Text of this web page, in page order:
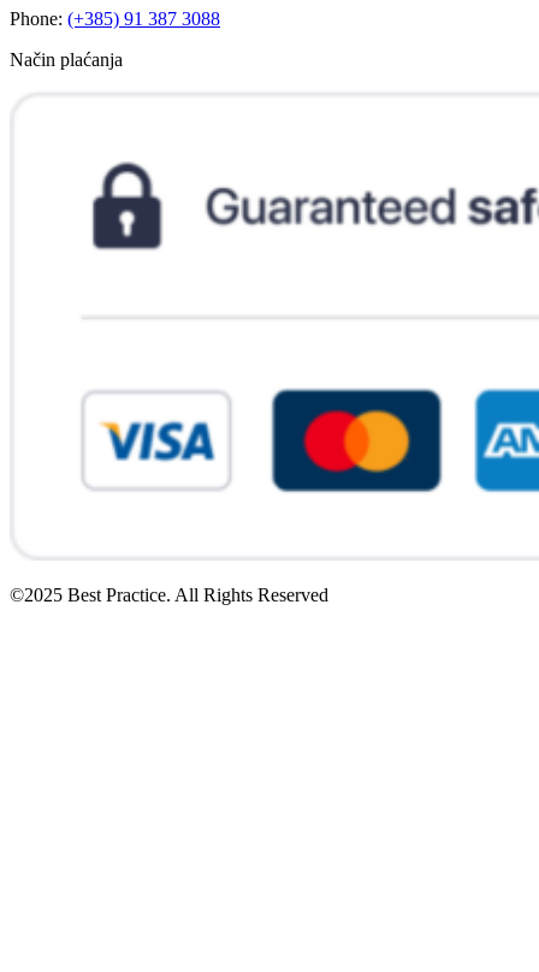
Phone: (+385) 91 387 3088
Način plaćanja
©2025 Best Practice. All Rights Reserved